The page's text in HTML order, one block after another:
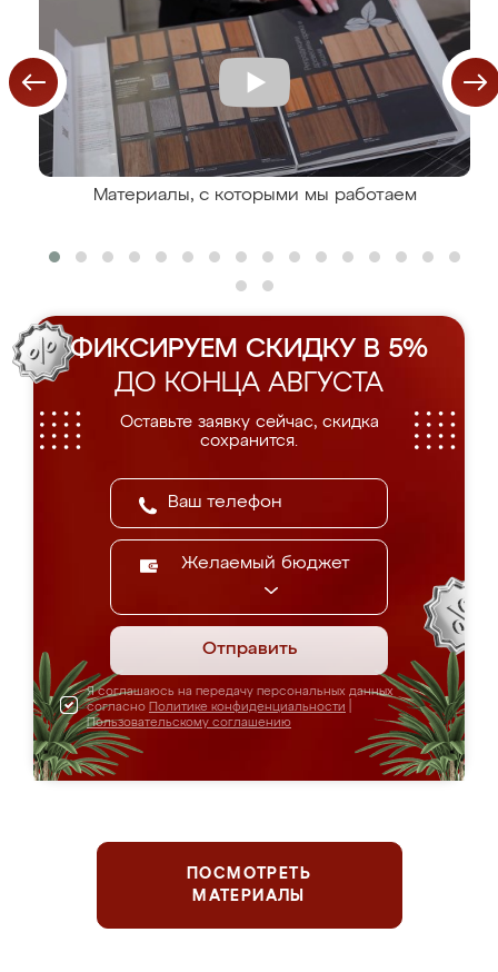
Материалы, с которыми мы работаем
ФИКСИРУЕМ СКИДКУ В 5%
ДО КОНЦА АВГУСТА
Оставьте заявку сейчас, скидка
сохранится.
Желаемый бюджет
Отправить
Я соглашаюсь на передачу персональных данных
согласно Политике конфиденциальности
Пользовательскому соглашению
ПОСМОТРЕТЬ
МАТЕРИАЛЫ